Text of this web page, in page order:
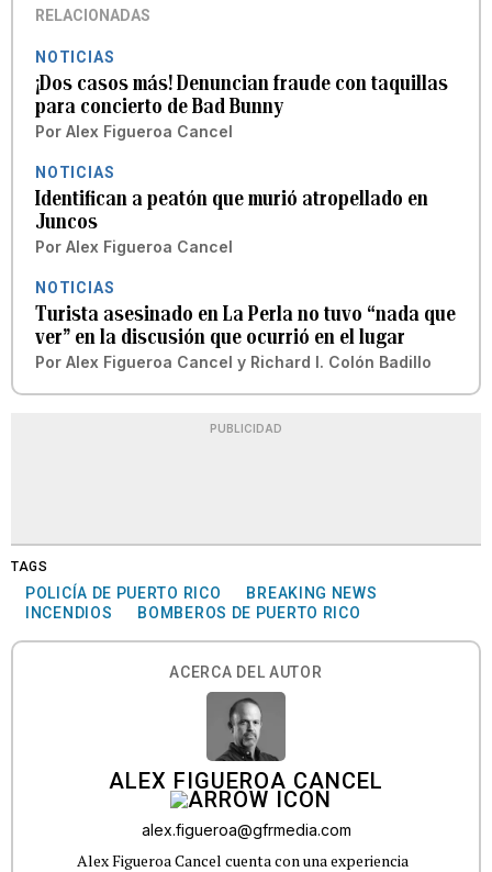
RELACIONADAS
NOTICIAS
¡Dos casos más! Denuncian fraude con taquillas
para concierto de Bad Bunny
Por Alex Figueroa Cancel
NOTICIAS
Identifican a peatón que murió atropellado en
Juncos
Por Alex Figueroa Cancel
NOTICIAS
Turista asesinado en La Perla no tuvo “nada que
ver” en la discusión que ocurrió en el lugar
Por Alex Figueroa Cancel y Richard I. Colón Badillo
PUBLICIDAD
TAGS
POLICÍA DE PUERTO RICO
BREAKING NEWS
INCENDIOS
BOMBEROS DE PUERTO RICO
ACERCA DEL AUTOR
ALEX FIGUEROA CANCEL
alex.figueroa@gfrmedia.com
Alex Figueroa Cancel cuenta con una experiencia